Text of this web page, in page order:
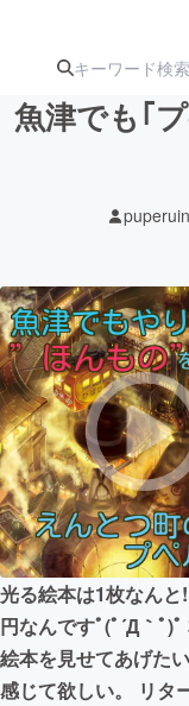
ターン
アート
テクノロ
映像・
ビジネ
まちづく
CAMPFIRE
CAMPFIRE
魚津でも｢
光る絵本は1枚なん
円なんですﾟ(ﾟ´Д｀ﾟ)
絵本を見せてあげた
感じて欲しい。 リタ